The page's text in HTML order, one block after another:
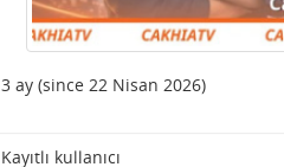
3 ay (since 22 Nisan 2026)
Kayıtlı kullanıcı